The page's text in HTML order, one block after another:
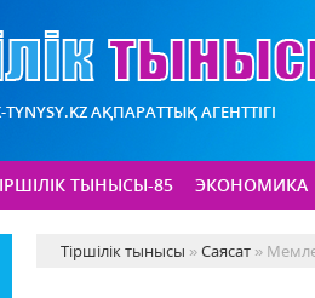
TYNYSY.KZ АҚПАРАТТЫҚ АГЕНТТІГІ
ТЫНЫСЫ-85 ЭКОНОМИКА
Тіршілік тынысы »Саясат »